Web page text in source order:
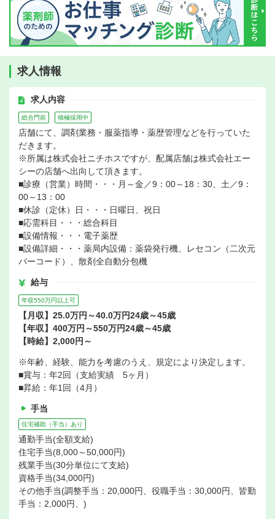
求人情報
求人内容
総合門前 積極採用中
店舗にて、調剤業務・服薬指導・薬歴管理などを行っていた
だきます。
※所属は株式会社ニチホスですが、配属店舗は株式会社エー
シーの店舗へ出向して頂きます。
■診療（営業）時間・・・月～金／9：00～18：30、土／9：
00～13：00
■休診（定休）日・・・日曜日、祝日
■応需科目・・・総合科目
■設備情報・・・電子薬歴
■設備詳細・・・薬局内設備：薬袋発行機、レセコン（二次元
バーコード）、散剤全自動分包機
給与
年収550万円以上可
【月収】25.0万円～40.0万円24歳～45歳
【年収】400万円～550万円24歳～45歳
【時給】2,000円～
※年齢、経験、能力を考慮のうえ、規定により決定します。
■賞与：年2回（支給実績 5ヶ月）
■昇給：年1回（4月）
手当
住宅補助（手当）あり
通勤手当(全額支給)
住宅手当(8,000～50,000円)
残業手当(30分単位にて支給)
資格手当(34,000円)
その他手当(調整手当：20,000円、役職手当：30,000円、皆勤
手当：2,000円、)